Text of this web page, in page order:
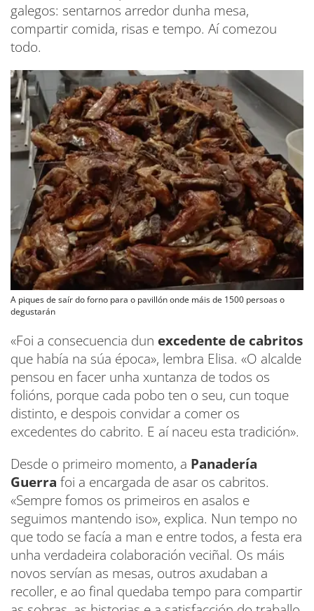
galegos: sentarnos arredor dunha mesa,
compartir comida, risas e tempo. Aí comezou
todo.
A piques de saír do forno para o pavillón onde máis de 1500 persoas o
degustarán
«Foi a consecuencia dun excedente de cabritos
que había na súa época», lembra Elisa. «O alcalde
pensou en facer unha xuntanza de todos os
folións, porque cada pobo ten o seu, cun toque
distinto, e despois convidar a comer os
excedentes do cabrito. E aí naceu esta tradición».
Desde o primeiro momento, a Panadería
Guerra foi a encargada de asar os cabritos.
«Sempre fomos os primeiros en asalos e
seguimos mantendo iso», explica. Nun tempo no
que todo se facía a man e entre todos, a festa era
unha verdadeira colaboración veciñal. Os máis
novos servían as mesas, outros axudaban a
recoller, e ao final quedaba tempo para compartir